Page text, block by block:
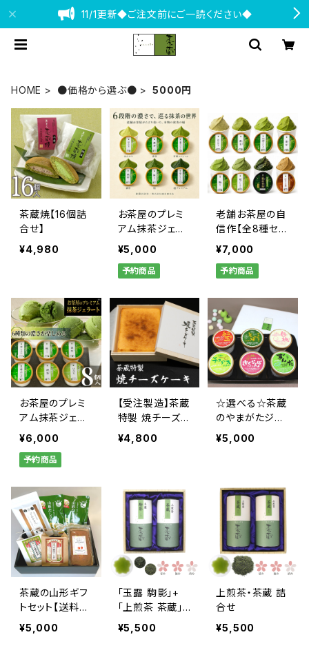
11/1更新◆ご注文前にご一読ください◆
HOME ●価格から選ぶ● 5000円
茶蔵焼【16個詰
合せ】
¥4,980
お茶屋のプレミ
アム抹茶ジェラ
ート【6個詰合
せ】
¥5,000
予約商品
老舗お茶屋の自
信作【全8種セッ
ト 至高＋ほう
じ】
¥7,000
予約商品
お茶屋のプレミ
アム抹茶ジェラ
ート【8個詰合
せ】
¥6,000
予約商品
【受注製造】茶蔵
特製 焼チーズケ
ーキ【毎週木曜
〆切・翌週金曜
¥4,800
☆選べる☆茶蔵
のやまがたジェ
ラート【8個詰合
せ】
¥5,000
茶蔵の山形ギフ
トセット【送料
込】
¥5,000
「玉露 駒影」+
「上煎茶 茶蔵」
詰合せ
¥5,500
上煎茶・茶蔵 詰
合せ
¥5,500